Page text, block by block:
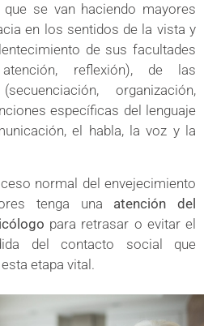
se van haciendo mayores
en los sentidos de la vista y
de sus facultades
reflexión), de las
organización,
específicas del lenguaje
el habla, la voz y la
normal del envejecimiento
tenga una atención del
para retrasar o evitar el
del contacto social que
etapa vital.